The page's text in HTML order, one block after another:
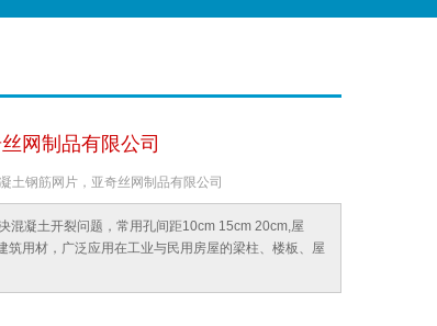
网制品有限公司
土钢筋网片，亚奇丝网制品有限公司
混凝土开裂问题，常用孔间距10cm 15cm 20cm,屋
用材，广泛应用在工业与民用房屋的梁柱、楼板、屋